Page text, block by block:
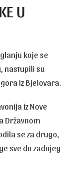
U
koje se
nastupili su
iz Bjelovara.
iz Nove
Državnom
se za drugo,
sve do zadnjeg